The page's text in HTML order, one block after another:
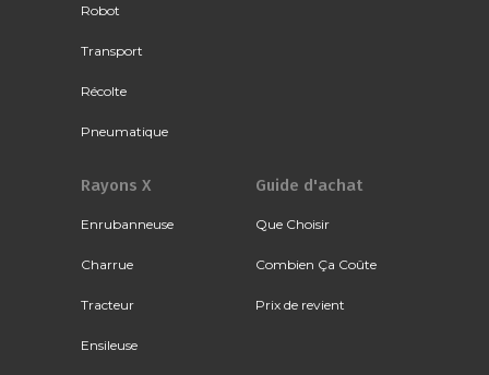
Robot
Transport
Récolte
Pneumatique
Rayons X
Enrubanneuse
Charrue
Tracteur
Ensileuse
Guide d'achat
Que Choisir
Combien Ça Coûte
Prix de revient